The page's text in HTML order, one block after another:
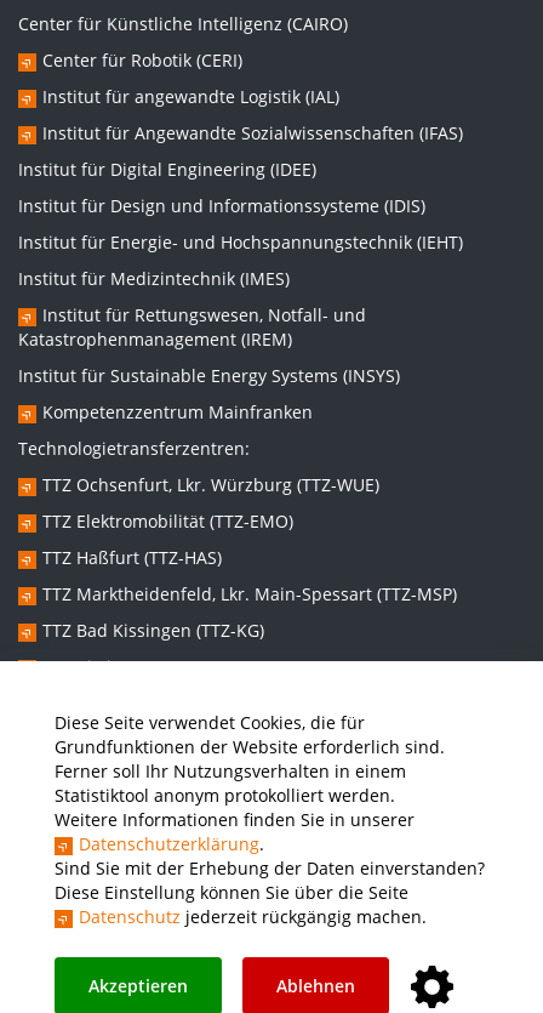
Diese Seite verwendet Cookies, die für
Grundfunktionen der Website erforderlich sind.
Ferner soll Ihr Nutzungsverhalten in einem
Statistiktool anonym protokolliert werden.
Weitere Informationen finden Sie in unserer
Datenschutzerklärung.
Sind Sie mit der Erhebung der Daten einverstanden?
Diese Einstellung können Sie über die Seite
Datenschutz jederzeit rückgängig machen.
Akzeptieren Ablehnen
Center für Künstliche Intelligenz (CAIRO)
Center für Robotik (CERI)
Institut für angewandte Logistik (IAL)
Institut für Angewandte Sozialwissenschaften (IFAS)
Institut für Digital Engineering (IDEE)
Institut für Design und Informationssysteme (IDIS)
Institut für Energie- und Hochspannungstechnik (IEHT)
Institut für Medizintechnik (IMES)
Institut für Rettungswesen, Notfall- und
Katastrophenmanagement (IREM)
Institut für Sustainable Energy Systems (INSYS)
Kompetenzzentrum Mainfranken
Technologietransferzentren:
TTZ Ochsenfurt, Lkr. Würzburg (TTZ-WUE)
TTZ Elektromobilität (TTZ-EMO)
TTZ Haßfurt (TTZ-HAS)
TTZ Marktheidenfeld, Lkr. Main-Spessart (TTZ-MSP)
TTZ Bad Kissingen (TTZ-KG)
TTZ Kitzingen (TTZ-KT)
Graduiertenzentren:
Promotionszentrum Nachhaltige und Intelligente Systeme
(NISys)
Promotionszentrum Lebenswelten im Wandel – Sozial- und
gesundheitswissenschaftliche Perspektiven (LiWa)
Presse
Instagram YouTube LinkedIn